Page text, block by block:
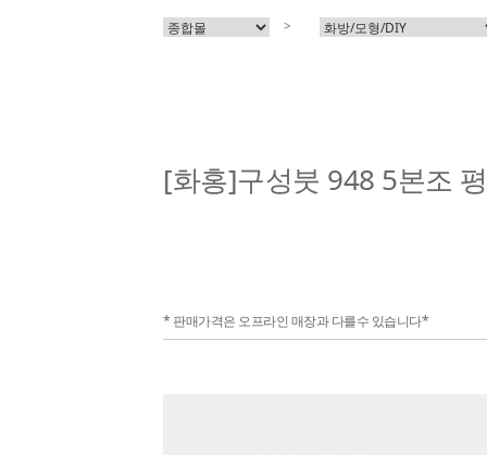
>
[화홍]구성붓 948 5본조
* 판매가격은 오프라인 매장과 다를수 있습니다*